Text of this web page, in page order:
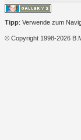
Tipp: Verwende zum
© Copyright 1998-2026